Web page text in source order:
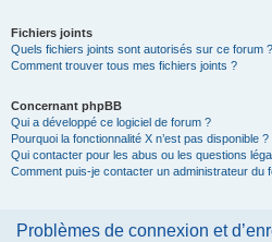
Fichiers joints
Quels fichiers joints sont autorisés sur ce forum ?
Comment trouver tous mes fichiers joints ?
Concernant phpBB
Qui a développé ce logiciel de forum ?
Pourquoi la fonctionnalité X n’est pas disponible ?
Qui contacter pour les abus ou les questions
Comment puis-je contacter un administrateur du
Problèmes de connexion et